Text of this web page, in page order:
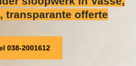
transparante offerte
038-2001612